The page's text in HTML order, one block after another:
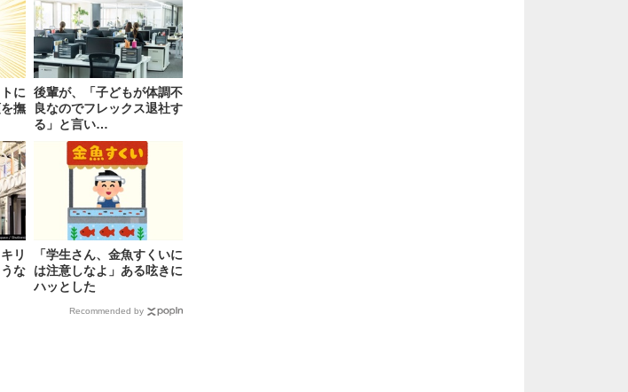
に
撫
後輩が、「子どもが体調不
良なのでフレックス退社す
る」と言い…
リ
な
「学生さん、金魚すくいに
は注意しなよ」ある呟きに
ハッとした
Recommended by